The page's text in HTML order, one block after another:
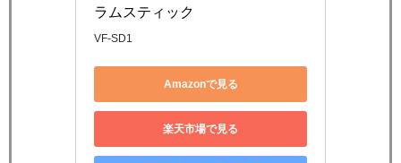
ラムスティック
VF-SD1
Amazonで見る
楽天市場で見る